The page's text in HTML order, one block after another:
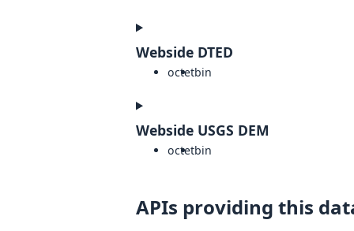
Webside DTED
octetbin
Webside USGS DEM
octetbin
APIs providing this